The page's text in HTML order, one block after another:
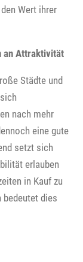
Wert ihrer
an Attraktivität
Städte und
nach mehr
eine gute
setzt sich
erlauben
in Kauf zu
bedeutet dies